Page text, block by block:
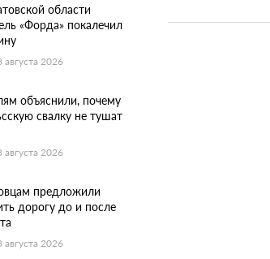
области
«Форда» покалечил
августа 2026
объяснили, почему
свалку не тушат
августа 2026
предложили
дорогу до и после
августа 2026